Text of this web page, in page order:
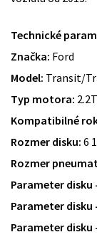
Technické
Značka: Ford
Model: Transit/
Typ motora:
Kompatibilné
Rozmer disku: 6
Rozmer
Parameter disku
Parameter disku
Parameter disku